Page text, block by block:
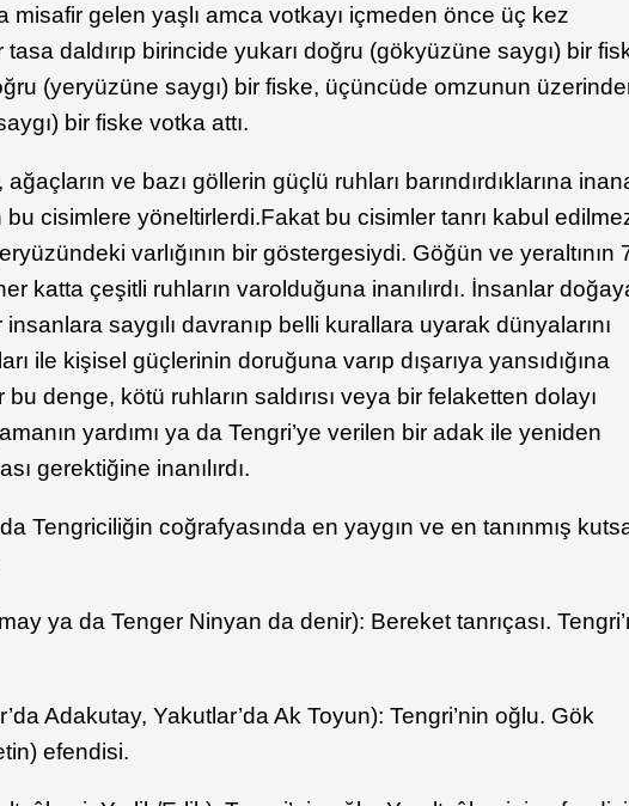
misafir gelen yaşlı amca votkayı içmeden önce üç kez
tasa daldırıp birincide yukarı doğru (gökyüzüne saygı) bir
(yeryüzüne saygı) bir fiske, üçüncüde omzunun
bir fiske votka attı.
ve bazı göllerin güçlü ruhları barındırdıklarına
bu cisimlere yöneltirlerdi.Fakat bu cisimler tanrı kabul
varlığının bir göstergesiydi. Göğün ve yeraltının
katta çeşitli ruhların varolduğuna inanılırdı. İnsanlar
saygılı davranıp belli kurallara uyarak dünyalarını
ile kişisel güçlerinin doruğuna varıp dışarıya yansıdığına
bu denge, kötü ruhların saldırısı veya bir felaketten dolayı
yardımı ya da Tengri’ye verilen bir adak ile yeniden
gerektiğine inanılırdı.
Tengriciliğin coğrafyasında en yaygın ve en tanınmış
ya da Tenger Ninyan da denir): Bereket tanrıçası.
Adakutay, Yakutlar’da Ak Toyun): Tengri’nin oğlu. Gök
efendisi.